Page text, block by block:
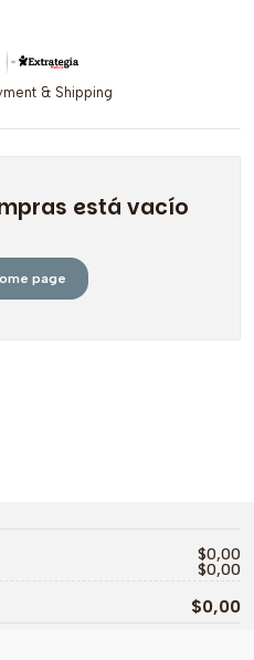
& Shipping
está vacío
page
$0,00
$0,00
$0,00